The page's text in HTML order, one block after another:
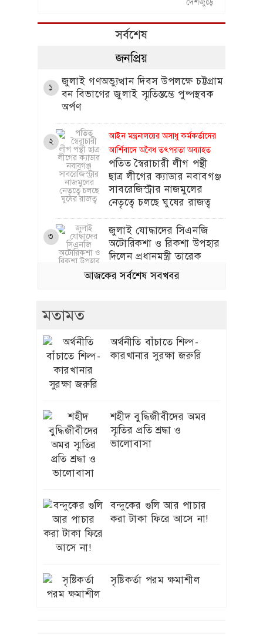
সর্বশেষ
জনপ্রিয়
১
জুলাই গণঅভ্যুত্থান দিবস
উপলক্ষে চট্টগ্রাম বন বিভাগের
অর্পণ
আইন মন্ত্রনালয়ের অসাধু কর্মকর্তাদের
আর্শিবাদে অবৈধ তৎপরতা অব্যাহত
পতিত স্বৈরাচারী লীগ পন্থী
ছাত্র লীগের ক্যাডার নবাবগঞ্জ
সাবরেজিস্ট্রার নাজমুলের
নেতৃত্বে চলছে ঘুষের রাজত্ব
জুলাই যোদ্ধাদের সিএনজি
অটোরিকশা ও রিকশা উপহার
দিলেন প্রধানমন্ত্রী তারেক
কমিশন বানিজ্য
পিআরএলকে সামনেরেখে
মরিয়া হয়ে ঘুষের রাজত্ব
৫
প্রধানমন্ত্রীর চট্টগ্রাম সফর
কাল, প্রস্তুত সাত ভেন্যু
৬
৭
গণঅভ্যুত্থান নিউটনের আপেল
৮
জুলাই জাদুঘর যেন দলীয়
আজকের সর্বশেষ সবখবর
মতামত
অর্থনীতি বাঁচাতে শিল্প-
কারখানার সুরক্ষা জরুরি
শহীদ বুদ্ধিজীবীদের অমর
স্মৃতির প্রতি শ্রদ্ধা ও
ভালোবাসা
বন্দুকের গুলি আর পাচার
করা টাকা ফিরে আসে না!
সৃষ্টিকর্তা পরম ক্ষমাশীল